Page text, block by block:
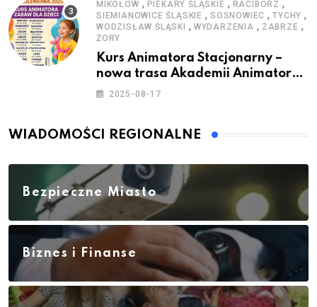
MIKOŁÓW , PIEKARY ŚLĄSKIE , RACIBÓRZ ,
SIEMIANOWICE ŚLĄSKIE ,SOSNOWIEC ,TYCHY ,
WODZISŁAW ŚLĄSKI , WYDARZENIA , ZABRZE ,
ŻORY
Kurs Animatora Stacjonarny –
nowa trasa Akademii Animatora
– jesień 2025
2025-08-17
WIADOMOŚCI REGIONALNE
Bezpieczne Miasto
Biznes i Finanse